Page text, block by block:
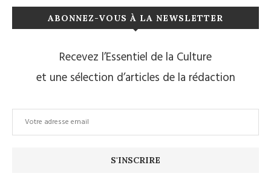
ABONNEZ-VOUS À LA NEWSLETTER
Recevez l’Essentiel de la Culture
et une sélection d’articles de la rédaction